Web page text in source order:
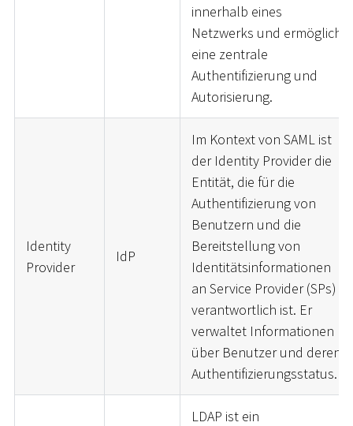
innerhalb eines
Netzwerks und ermöglicht
eine zentrale
Authentifizierung und
Autorisierung.
Identity
Provider
IdP
Im Kontext von SAML ist
der Identity Provider die
Entität, die für die
Authentifizierung von
Benutzern und die
Bereitstellung von
Identitätsinformationen
an Service Provider (SPs)
verantwortlich ist. Er
verwaltet Informationen
über Benutzer und deren
Authentifizierungsstatus.
LDAP ist ein